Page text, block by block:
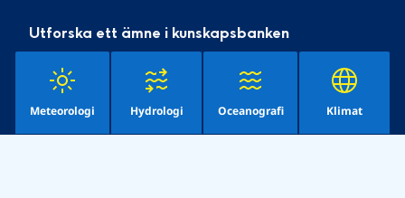
Utforska ett ämne i kunskapsbanken
Meteorologi Hydrologi Oceanografi Klimat